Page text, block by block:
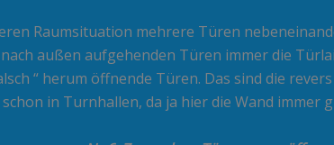
Raumsituation mehrere Türen
außen aufgehenden Türen immer die
“ herum öffnende Türen. Das sind die
in Turnhallen, da ja hier die Wand